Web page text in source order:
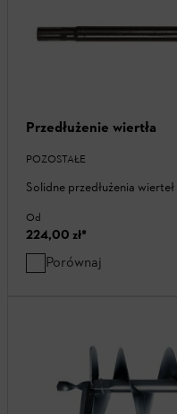
Przedłużenie wiertła
POZOSTAŁE
Solidne przedłużenia wierteł
Od
224,00 zł*
Porównaj